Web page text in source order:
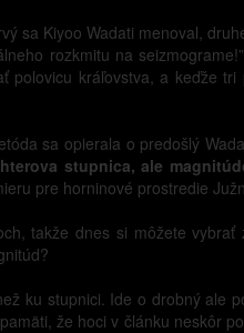
sa Kiyoo Wadati menoval,
rozkmitu na
kráľovstva, a keďže
sa opierala o predošlý
stupnica, ale
pre horninové prostredie
takže dnes si môžete
ku stupnici. Ide o drobný ale
že hoci v článku neskôr